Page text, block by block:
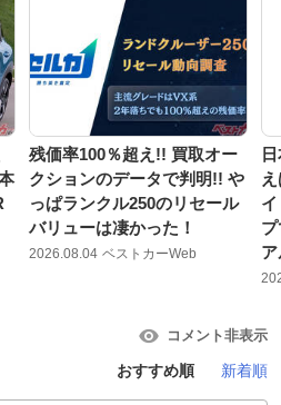
残価率100％超え!! 買取オー
クションのデータで判明!! や
っぱランクル250のリセール
バリューは凄かった！
2026.08.04 ベストカーWeb
コメント非表示
おすすめ順 新着順